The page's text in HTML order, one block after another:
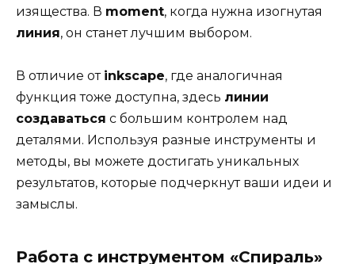
изящества. В moment, когда нужна изогнутая
линия, он станет лучшим выбором.
В отличие от inkscape, где аналогичная
функция тоже доступна, здесь линии
создаваться с большим контролем над
деталями. Используя разные инструменты и
методы, вы можете достигать уникальных
результатов, которые подчеркнут ваши идеи и
замыслы.
Работа с инструментом «Спираль»